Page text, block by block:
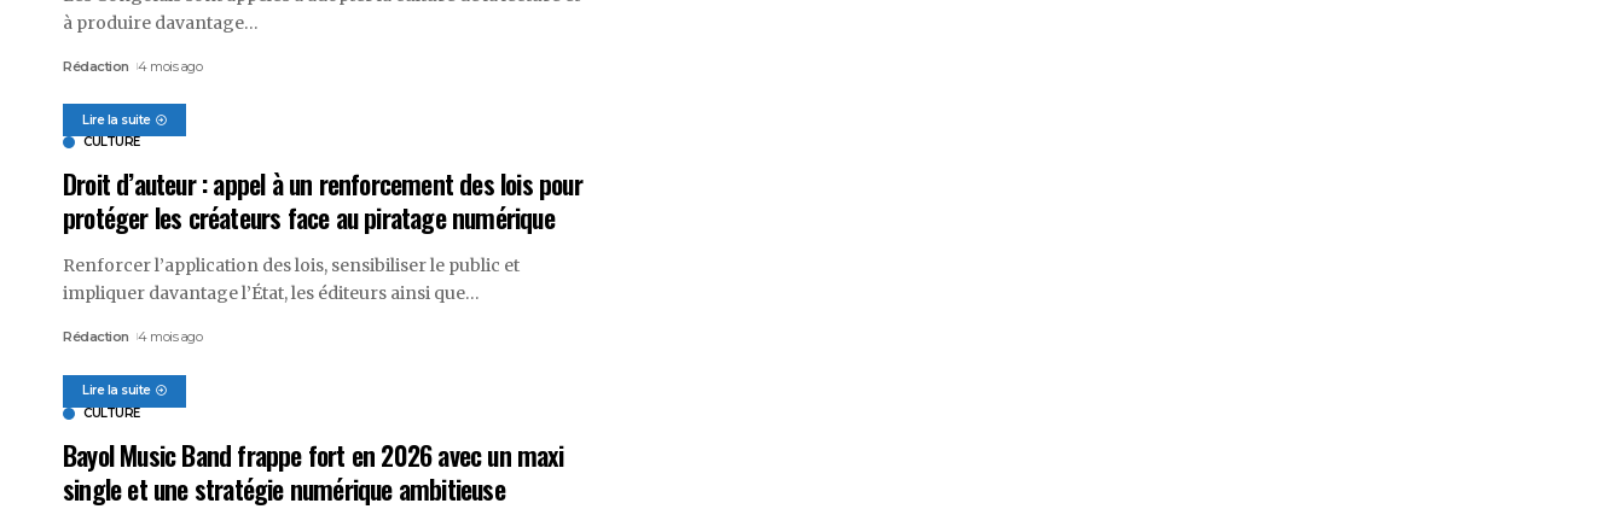
à produire davantage…
Rédaction 4 mois ago
Lire la suite
CULTURE
Droit d’auteur : appel à un renforcement des lois pour
protéger les créateurs face au piratage numérique
Renforcer l’application des lois, sensibiliser le public et
impliquer davantage l’État, les éditeurs ainsi que…
Rédaction 4 mois ago
Lire la suite
CULTURE
Bayol Music Band frappe fort en 2026 avec un maxi
single et une stratégie numérique ambitieuse